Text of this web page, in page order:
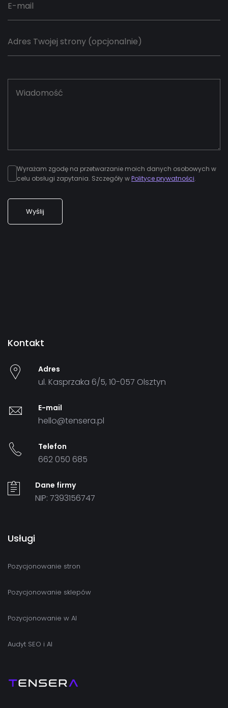
Wyrażam zgodę na przetwarzanie moich danych osobowych w
celu obsługi zapytania. Szczegóły wPolityce prywatności.
Wyślij
Kontakt
Adres
ul. Kasprzaka 6/5, 10-057 Olsztyn
E-mail
hello@tensera.pl
Telefon
662 050 685
Dane firmy
NIP: 7393156747
Usługi
Pozycjonowanie stron
Pozycjonowanie sklepów
Pozycjonowanie w AI
Audyt SEO i AI